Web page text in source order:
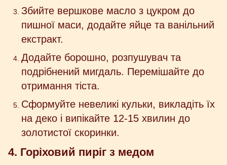
Збийте вершкове масло з цукром до
пишної маси, додайте яйце та ванільний
екстракт.
Додайте борошно, розпушувач та
подрібнений мигдаль. Перемішайте до
отримання тіста.
Сформуйте невеликі кульки, викладіть їх
на деко і випікайте 12-15 хвилин до
золотистої скоринки.
4. Горіховий пиріг з медом